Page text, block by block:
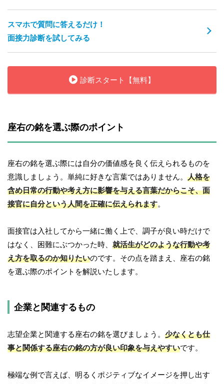
スマホで質問に答えるだけ！
面接力診断を試してみる
診断スタート【無料】
座右の銘を選ぶ際のポイント
座右の銘を選ぶ際には自分の価値感を良く伝えられるものを
意識しましょう。単純に好きな言葉ではありません。 人格を
含め日常の行動や考え方に影響を与える言葉だからこそ、面
接官に自分という人間を正確に伝えられます。
面接官は入社してから一緒に働く上で、調子が良い時だけで
はなく、困難にぶつかった時、 就活生がどのような行動や考
え方を取るのか知りたいのです。その点を踏まえ、座右の銘
を選ぶ際のポイントを解説いたします。
企業と関連するもの
志望企業と関連する座右の銘を選びましょう。 少なくとも仕
事と関係する座右の銘の方が良い印象を与えやすいです。
極端な例で言えば、明るくポジティブなイメージを押し出す